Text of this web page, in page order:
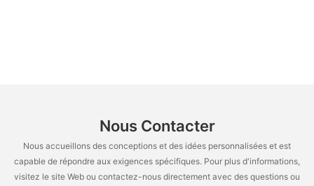
Nous Contacter
Nous accueillons des conceptions et des idées personnalisées et est
capable de répondre aux exigences spécifiques. Pour plus d'informations,
visitez le site Web ou contactez-nous directement avec des questions ou